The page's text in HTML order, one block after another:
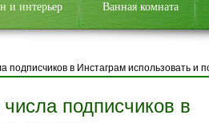
и интерьер Ванная комната
подписчиков в Инстаграм использовать и
подписчиков в